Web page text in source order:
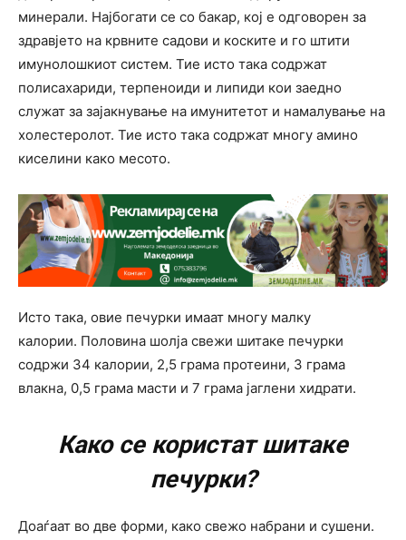
минерали. Најбогати се со бакар, кој е одговорен за
здравјето на крвните садови и коските и го штити
имунолошкиот систем. Тие исто така содржат
полисахариди, терпеноиди и липиди кои заедно
служат за зајакнување на имунитетот и намалување на
холестеролот. Тие исто така содржат многу амино
киселини како месото.
Исто така, овие печурки имаат многу малку
калории. Половина шолја свежи шитаке печурки
содржи 34 калории, 2,5 грама протеини, 3 грама
влакна, 0,5 грама масти и 7 грама јаглени хидрати.
Како се користат шитаке
печурки?
Доаѓаат во две форми, како свежо набрани и сушени.